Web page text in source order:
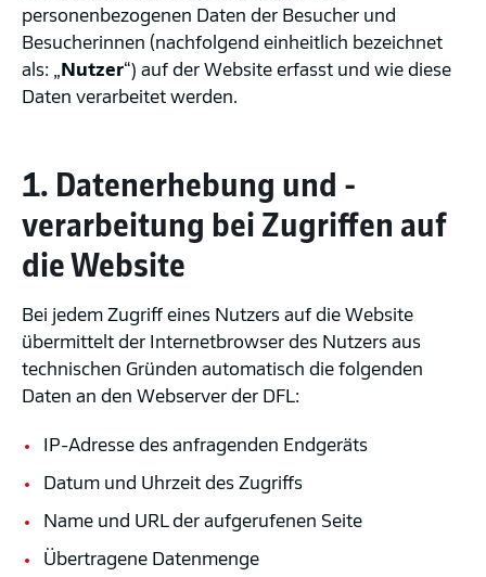
personenbezogenen Daten der Besucher und
Besucherinnen (nachfolgend einheitlich bezeichnet
als: „ Nutzer“) auf der Website erfasst und wie diese
Daten verarbeitet werden.
1. Datenerhebung und -
verarbeitung bei Zugriffen auf
die Website
Bei jedem Zugriff eines Nutzers auf die Website
übermittelt der Internetbrowser des Nutzers aus
technischen Gründen automatisch die folgenden
Daten an den Webserver der DFL:
IP-Adresse des anfragenden Endgeräts
Datum und Uhrzeit des Zugriffs
Name und URL der aufgerufenen Seite
Übertragene Datenmenge